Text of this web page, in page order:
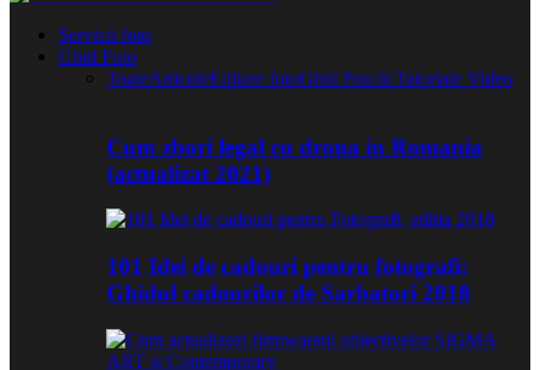
Servicii foto
Ghid Foto
ToateArticoleEditare fotoGhid PracticTutoriale Video
Cum zbori legal cu drona in Romania
(actualizat 2021)
101 Idei de cadouri pentru fotografi:
Ghidul cadourilor de Sarbatori 2018